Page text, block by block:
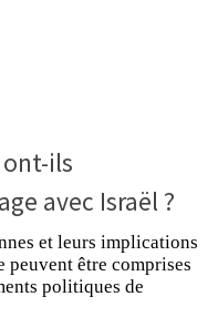
ils
avec Israël ?
et leurs implications
être comprises
politiques de